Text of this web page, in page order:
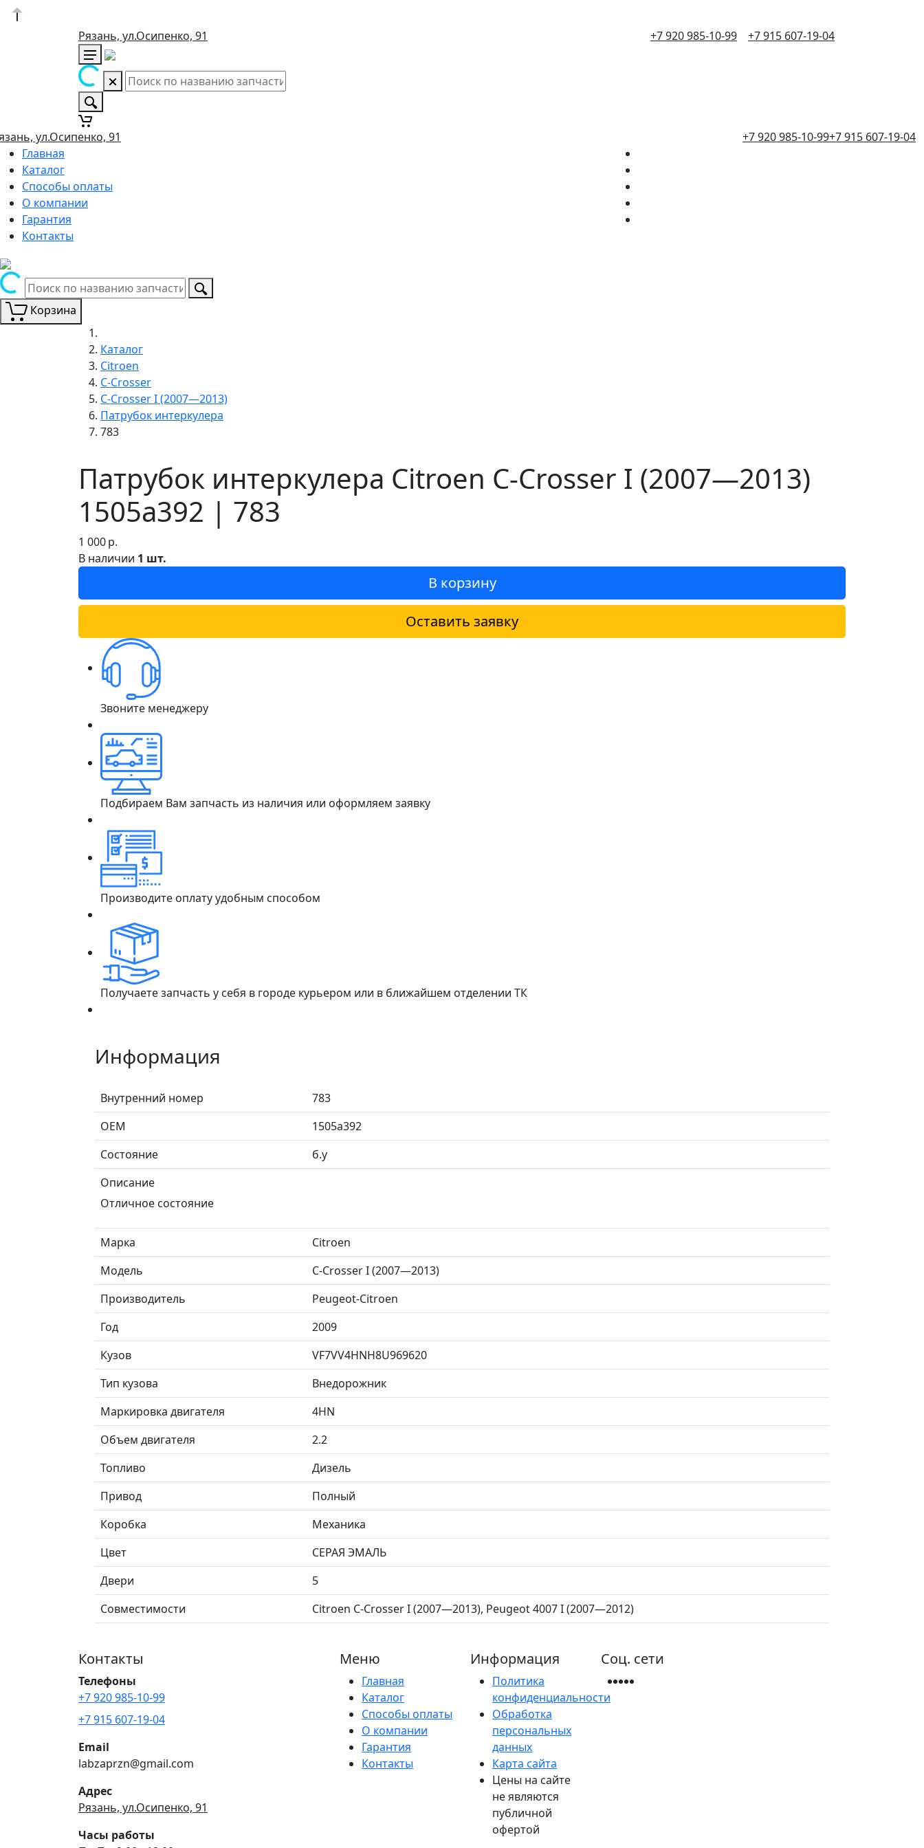
Рязань, ул.Осипенко, 91 +7 920 985-10-99 +7 915 607-19-04
ул.Осипенко, 91 +7 920 985-10-99+7 915 607-19-04
Главная
Каталог
Способы оплаты
О компании
Гарантия
Контакты
Корзина
Каталог
Citroen
C-Crosser
C-Crosser I (2007—2013)
Патрубок интеркулера
783
Патрубок интеркулера Citroen C-Crosser I (2007—2013)
1505a392 | 783
1 000р.
В наличии 1 шт.
В корзину
Оставить заявку
Звоните менеджеру
Подбираем Вам запчасть из наличия или оформляем заявку
Производите оплату удобным способом
Получаете запчасть у себя в городе курьером или в ближайшем отделении ТК
Информация
Внутренний номер
783
ОЕМ
1505a392
Состояние
б.у
Описание
Отличное состояние
Марка
Citroen
Модель
C-Crosser I (2007—2013)
Производитель
Peugeot-Citroen
Год
2009
Кузов
VF7VV4HNH8U969620
Тип кузова
Внедорожник
Маркировка двигателя
4HN
Объем двигателя
2.2
Топливо
Дизель
Привод
Полный
Коробка
Механика
Цвет
СЕРАЯ ЭМАЛЬ
Двери
5
Совместимости
Citroen C-Crosser I (2007—2013), Peugeot 4007 I (2007—2012)
Контакты
Телефоны
+7 920 985-10-99
+7 915 607-19-04
Email
labzaprzn@gmail.com
Адрес
Рязань, ул.Осипенко, 91
Часы работы
Меню
Главная
Каталог
Способы оплаты
О компании
Гарантия
Контакты
Информация
Политика
конфиденциальности
Обработка
персональных
данных
Карта сайта
Цены на сайте
не являются
публичной
офертой
Соц. сети